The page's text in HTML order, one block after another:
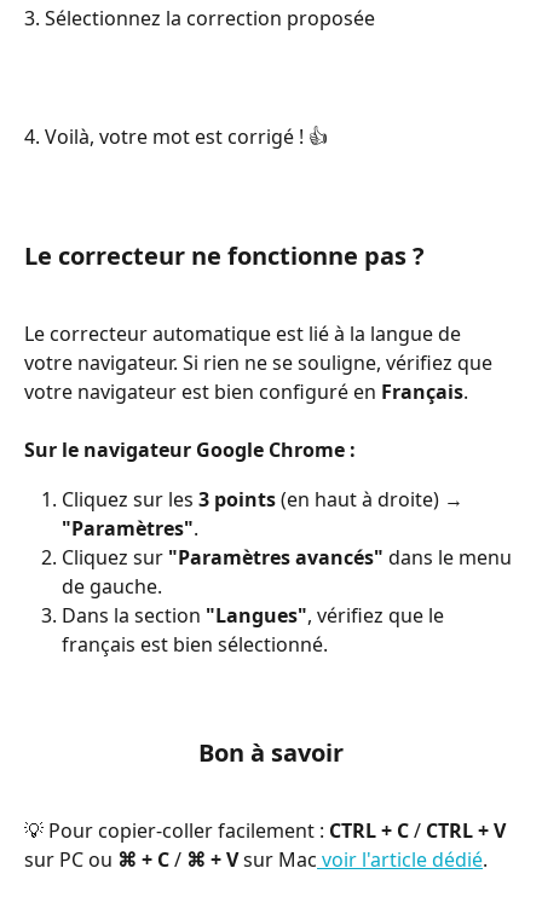
3. Sélectionnez la correction proposée
4. Voilà, votre mot est corrigé ! 👍
Le correcteur ne fonctionne pas ?
Le correcteur automatique est lié à la langue de
votre navigateur. Si rien ne se souligne, vérifiez que
votre navigateur est bien configuré en Français.
Sur le navigateur Google Chrome :
Cliquez sur les 3 points (en haut à droite) →
"Paramètres".
Cliquez sur "Paramètres avancés" dans le menu
de gauche.
Dans la section "Langues", vérifiez que le
français est bien sélectionné.
Bon à savoir
💡 Pour copier-coller facilement : CTRL + C / CTRL + V
sur PC ou ⌘ + C / ⌘ + V sur Mac voir l'article dédié.